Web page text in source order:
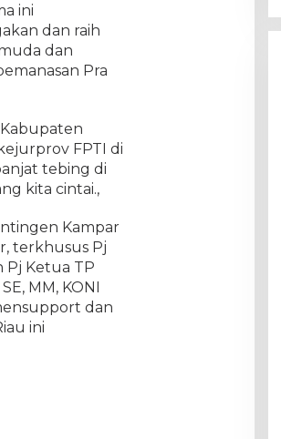
ini
dan raih
dan
Pra
FPTI di
tebing di
kita cintai.,
Kampar
terkhusus Pj
Pj Ketua TP
MM, KONI
dan
ini